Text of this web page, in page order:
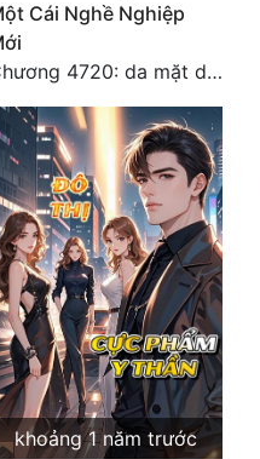
Cái Nghề Nghiệp
Chương 4720: da mặt dày
khoảng 1 năm trước